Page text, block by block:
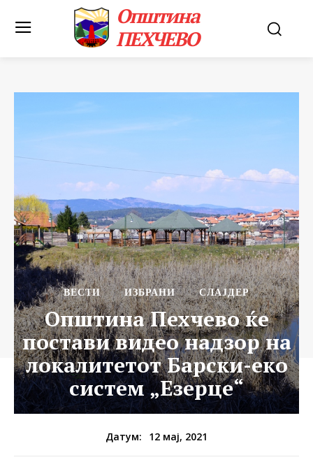
Општина
ПЕХЧЕВО
ВЕСТИ ИЗБРАНИ СЛАЈДЕР
Општина Пехчево ќе
постави видео надзор на
локалитетот Барски-еко
систем „Езерце“
Датум: 12 мај, 2021